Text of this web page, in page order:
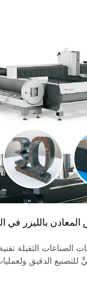
بالليزر في
الصناعات الثقيلة
للتصنيع الدقيق